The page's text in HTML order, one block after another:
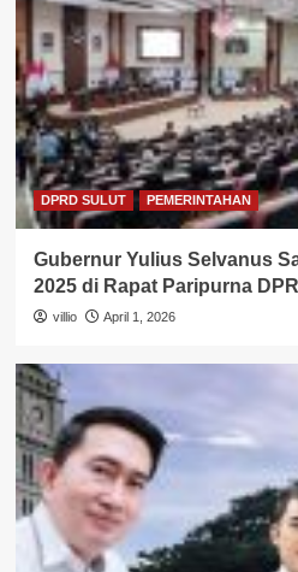
DPRD SULUT PEMERINTAHAN
Gubernur Yulius Selvanus
2025 di Rapat Paripurna
villio April 1, 2026